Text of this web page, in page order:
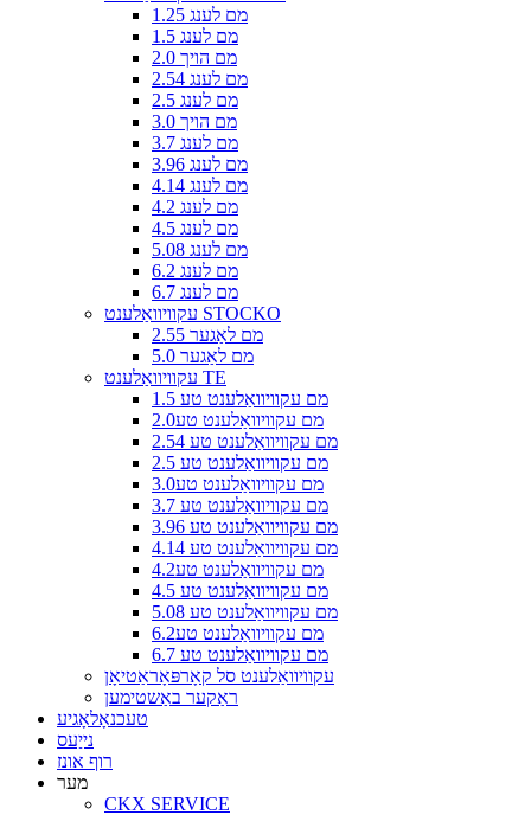
1.25 מם לענג
1.5 מם לענג
2.0 מם הויך
2.54 מם לענג
2.5 מם לענג
3.0 מם הויך
3.7 מם לענג
3.96 מם לענג
4.14 מם לענג
4.2 מם לענג
4.5 מם לענג
5.08 מם לענג
6.2 מם לענג
6.7 מם לענג
עקוויוואַלענט STOCKO
2.55 מם לאַגער
5.0 מם לאַגער
עקוויוואַלענט TE
1.5 מם עקוויוואַלענט טע
2.0מם עקוויוואַלענט טע
2.54 מם עקוויוואַלענט טע
2.5 מם עקוויוואַלענט טע
3.0מם עקוויוואַלענט טע
3.7 מם עקוויוואַלענט טע
3.96 מם עקוויוואַלענט טע
4.14 מם עקוויוואַלענט טע
4.2מם עקוויוואַלענט טע
4.5 מם עקוויוואַלענט טע
5.08 מם עקוויוואַלענט טע
6.2מם עקוויוואַלענט טע
6.7 מם עקוויוואַלענט טע
עקוויוואַלענט סל קאָרפּאָראַטיאָן
ראַקער באַשטימען
טעכנאָלאָגיע
נייַעס
רוף אונז
מער
CKX SERVICE